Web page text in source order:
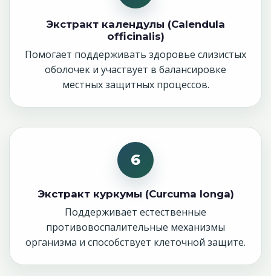
Экстракт календулы (Calendula
officinalis)
Помогает поддерживать здоровье слизистых
оболочек и участвует в балансировке
местных защитных процессов.
6
Экстракт куркумы (Curcuma longa)
Поддерживает естественные
противовоспалительные механизмы
организма и способствует клеточной защите.